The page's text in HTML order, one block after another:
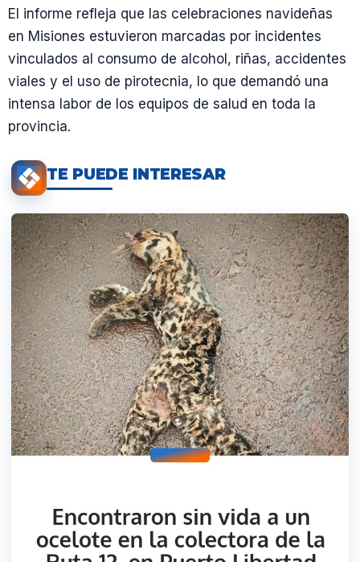
El informe refleja que las celebraciones navideñas
en Misiones estuvieron marcadas por incidentes
vinculados al consumo de alcohol, riñas, accidentes
viales y el uso de pirotecnia, lo que demandó una
intensa labor de los equipos de salud en toda la
provincia.
TE PUEDE INTERESAR